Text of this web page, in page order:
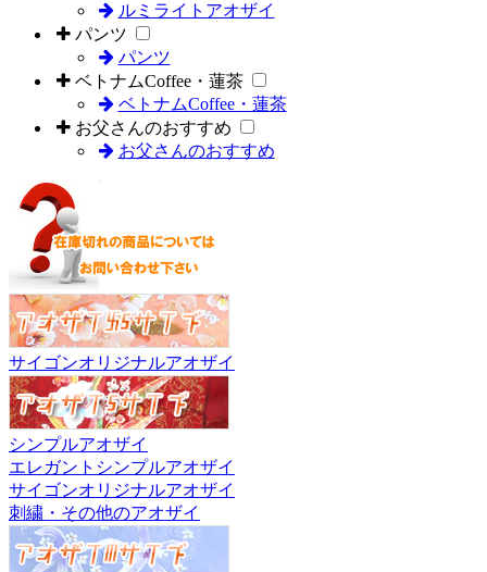
ルミライトアオザイ
パンツ
パンツ
ベトナムCoffee・蓮茶
ベトナムCoffee・蓮茶
お父さんのおすすめ
お父さんのおすすめ
サイゴンオリジナルアオザイ
シンプルアオザイ
エレガントシンプルアオザイ
サイゴンオリジナルアオザイ
刺繍・その他のアオザイ